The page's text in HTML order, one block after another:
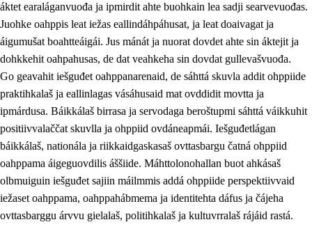
áktet earaláganvuođa ja ipmirdit ahte buohkain lea sadji searvevuođas.
Juohke oahppis leat iežas eallindáhpáhusat, ja leat doaivagat ja
áigumušat boahtteáigái. Jus mánát ja nuorat dovdet ahte sin áktejit ja
dohkkehit oahpahusas, de dat veahkeha sin dovdat gullevašvuođa.
Go geavahit iešguđet oahppanarenaid, de sáhttá skuvla addit ohppiide
praktihkalaš ja eallinlagas vásáhusaid mat ovddidit movtta ja
ipmárdusa. Báikkálaš birrasa ja servodaga beroštupmi sáhttá váikkuhit
positiivvalaččat skuvlla ja ohppiid ovdáneapmái. Iešguđetlágan
báikkálaš, nationála ja riikkaidgaskasaš ovttasbargu čatná ohppiid
oahppama áigeguovdilis áššiide. Máhttolonohallan buot ahkásaš
olbmuiguin iešguđet sajiin máilmmis addá ohppiide perspektiivvaid
iežaset oahppama, oahppahábmema ja identitehta dáfus ja čájeha
ovttasbarggu árvvu gielalaš, politihkalaš ja kultuvrralaš rájáid rastá.